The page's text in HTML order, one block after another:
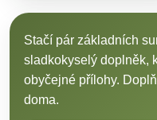
Stačí pár základních
sladkokyselý doplněk,
obyčejné přílohy.
doma.